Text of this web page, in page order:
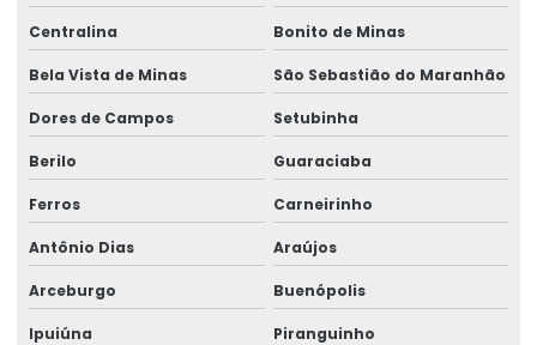
Centralina Bonito de Minas
Bela Vista de Minas São Sebastião do Maranhão
Dores de Campos Setubinha
Berilo Guaraciaba
Ferros Carneirinho
Antônio Dias Araújos
Arceburgo Buenópolis
Ipuiúna Piranguinho